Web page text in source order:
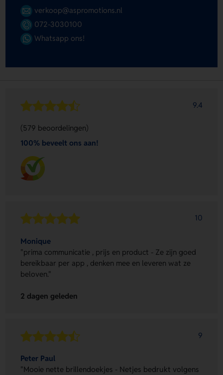
verkoop@aspromotions.nl
072-3030100
Whatsapp ons!
9.4
(579 beoordelingen)
100% beveelt ons aan!
10
Monique
"prima communicatie , prijs en product - Ze zijn goed
bereikbaar per app , denken mee en leveren wat ze
beloven."
2 dagen geleden
9
Peter Paul
"Mooie nette brillendoekjes - Netjes bedrukt volgens